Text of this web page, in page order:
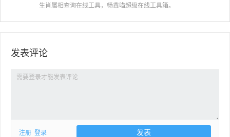
生肖属相查询在线工具，畅鑫喵超级在线工具箱。
发表评论
注册 登录